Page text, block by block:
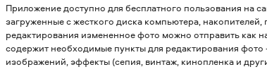
Приложение доступно для бесплатного пользования на
загруженные с жесткого диска компьютера,
редактирования измененное фото можно отправить как
содержит необходимые пункты для редактирования
изображений, эффекты (сепия, винтаж, кинопленка и